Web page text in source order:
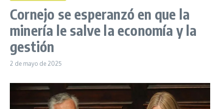
Cornejo se esperanzó en que la
minería le salve la economía y la
gestión
2 de mayo de 2025